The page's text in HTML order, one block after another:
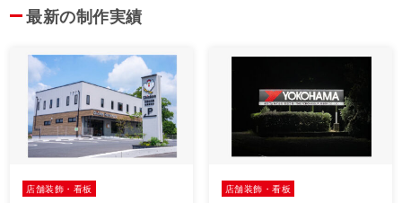
最新の制作実績
店舗装飾・看板 店舗装飾・看板